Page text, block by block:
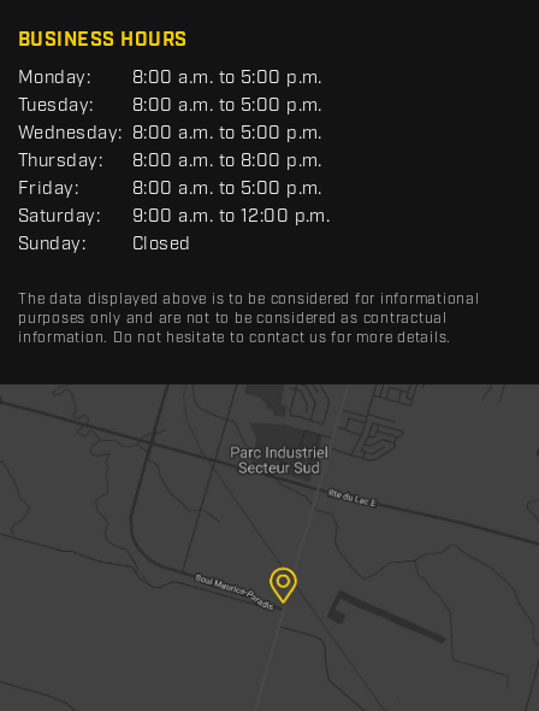
BUSINESS HOURS
G
E
N
E
R
A
L
Monday:
8:00 a.m. to 5:00 p.m.
Tuesday:
8:00 a.m. to 5:00 p.m.
Wednesday: 8:00 a.m. to 5:00 p.m.
Thursday:
8:00 a.m. to 8:00 p.m.
Friday:
8:00 a.m. to 5:00 p.m.
Saturday:
9:00 a.m. to 12:00 p.m.
Sunday:
Closed
The data displayed above is to be considered for informational
purposes only and are not to be considered as contractual
information. Do not hesitate to contact us for more details.